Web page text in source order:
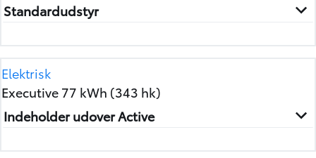
Standardudstyr
Elektrisk
Executive 77 kWh (343 hk)
Indeholder udover Active